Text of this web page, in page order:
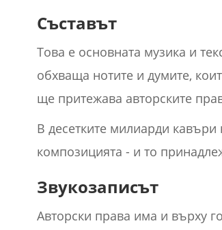
Съставът
Това е основната музика и
обхваща нотите и думите,
ще притежава авторските
В десетките милиарди
композицията - и то
Звукозаписът
Авторски права има и върху